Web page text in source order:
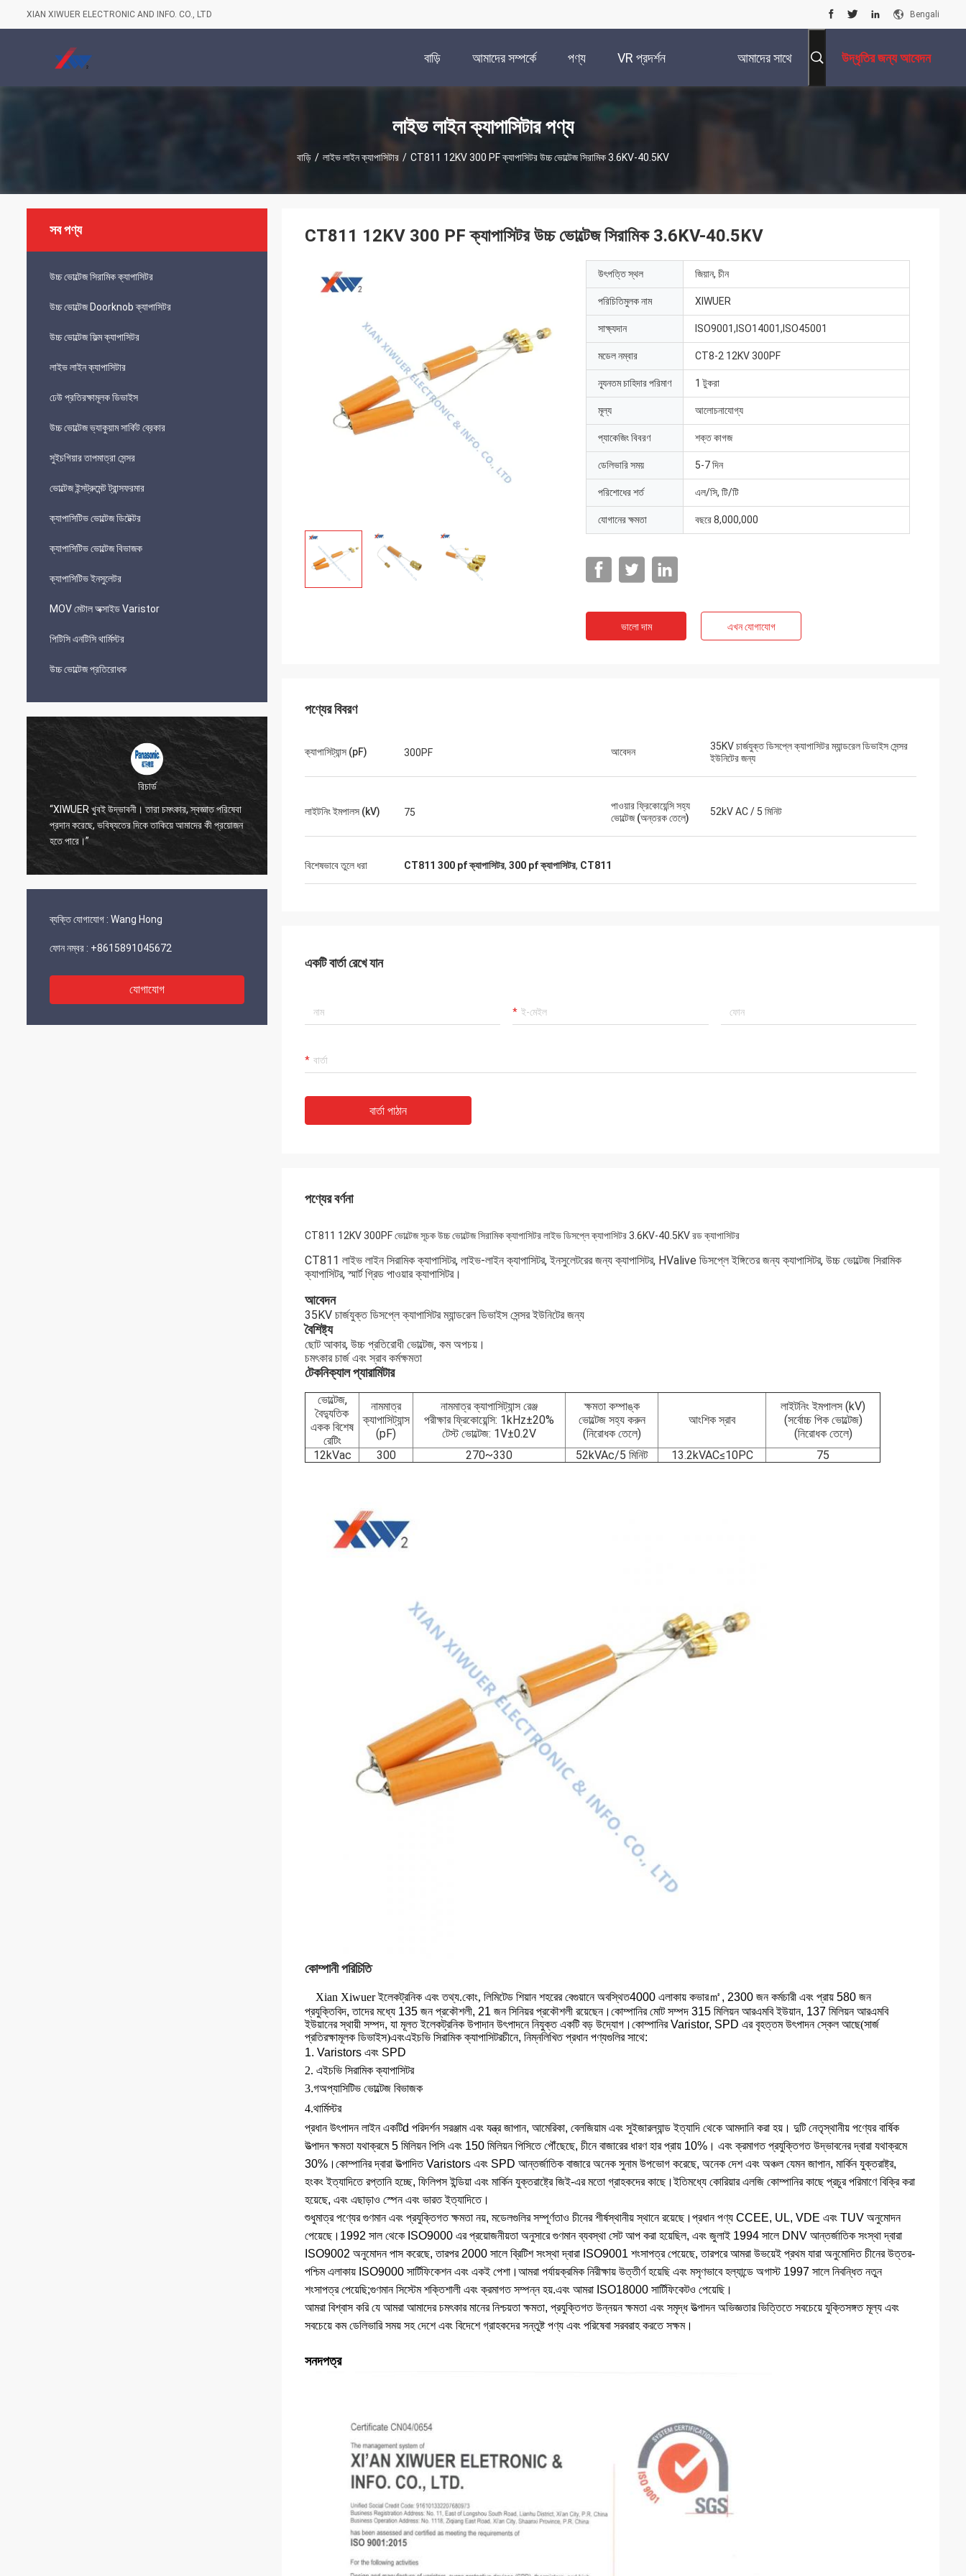
XIAN XIWUER ELECTRONIC AND INFO. CO., LTD Bengali
বাড়ি আমাদের সম্পর্কে পণ্য VR প্রদর্শন আমাদের সাথে উদ্ধৃতির জন্য আবেদন
লাইভ লাইন ক্যাপাসিটার পণ্য
বাড়ি / লাইভ লাইন ক্যাপাসিটার / CT811 12KV 300 PF ক্যাপাসিটর উচ্চ ভোল্টেজ সিরামিক 3.6KV-40.5KV
সব পণ্য
উচ্চ ভোল্টেজ সিরামিক ক্যাপাসিটর
উচ্চ ভোল্টেজ Doorknob ক্যাপাসিটর
উচ্চ ভোল্টেজ ফিল্ম ক্যাপাসিটর
লাইভ লাইন ক্যাপাসিটার
ঢেউ প্রতিরক্ষামূলক ডিভাইস
উচ্চ ভোল্টেজ ভ্যাকুয়াম সার্কিট ব্রেকার
সুইচগিয়ার তাপমাত্রা সেন্সর
ভোল্টেজ ইন্সট্রুমেন্ট ট্রান্সফরমার
ক্যাপাসিটিভ ভোল্টেজ ডিটেক্টর
ক্যাপাসিটিভ ভোল্টেজ বিভাজক
ক্যাপাসিটিভ ইনসুলেটর
MOV মেটাল অক্সাইড Varistor
পিটিসি এনটিসি থার্মিস্টর
উচ্চ ভোল্টেজ প্রতিরোধক
রিচার্ড
“XIWUER খুবই উদ্ভাবনী। তারা চমৎকার, স্বজ্ঞাত পরিষেবা
প্রদান করেছে, ভবিষ্যতের দিকে তাকিয়ে আমাদের কী প্রয়োজন
হতে পারে।”
মাইক
করার জন্য বিভিন্ন স্পেসিফিকেশন ডিজাইন করার জন্য
"XIWUER এর চিত্তাকর্ষক গবেষণা ক্ষমতা রয়েছে এবং ভাল
“XIWUER খুবই উদ্ভাবনী। তারা চমৎকার, স্বজ্ঞাত পরিষেবা
হতে পারে।”
ব্যক্তি যোগাযোগ : Wang Hong
ফোন নম্বর : +8615891045672
যোগাযোগ
CT811 12KV 300 PF ক্যাপাসিটর উচ্চ ভোল্টেজ সিরামিক 3.6KV-40.5KV
উৎপত্তি স্থল জিয়ান, চীন
পরিচিতিমুলক নাম XIWUER
সাক্ষ্যদান ISO9001,ISO14001,ISO45001
মডেল নম্বার CT8-2 12KV 300PF
ন্যূনতম চাহিদার পরিমাণ 1 টুকরা
মূল্য আলোচনাযোগ্য
প্যাকেজিং বিবরণ শক্ত কাগজ
ডেলিভারি সময় 5-7 দিন
পরিশোধের শর্ত এল/সি, টি/টি
যোগানের ক্ষমতা বছরে 8,000,000
ভালো দাম এখন যোগাযোগ
পণ্যের বিবরণ
ক্যাপাসিট্যান্স (pF) 300PF আবেদন
35KV চার্জযুক্ত ডিসপ্লে ক্যাপাসিটর ম্যান্ডরেল ডিভাইস সেন্সর
ইউনিটের জন্য
লাইটনিং ইমপালস (kV) 75
পাওয়ার ফ্রিকোয়েন্সি সহ্য
ভোল্টেজ (অন্তরক তেলে)
52kV AC / 5 মিনিট
বিশেষভাবে তুলে ধরা CT811 300 pf ক্যাপাসিটর, 300 pf ক্যাপাসিটর, CT811
একটি বার্তা রেখে যান
বার্তা পাঠান
পণ্যের বর্ণনা
CT811 12KV 300PF ভোল্টেজ সূচক উচ্চ ভোল্টেজ সিরামিক ক্যাপাসিটর লাইভ ডিসপ্লে ক্যাপাসিটর 3.6KV-40.5KV রড ক্যাপাসিটর
CT811 লাইভ লাইন সিরামিক ক্যাপাসিটর, লাইভ-লাইন ক্যাপাসিটর, ইনসুলেটরের জন্য ক্যাপাসিটর, HValive ডিসপ্লে ইঙ্গিতের জন্য ক্যাপাসিটর, উচ্চ ভোল্টেজ সিরামিক
ক্যাপাসিটর, স্মার্ট গ্রিড পাওয়ার ক্যাপাসিটর।
আবেদন
35KV চার্জযুক্ত ডিসপ্লে ক্যাপাসিটর ম্যান্ডরেল ডিভাইস সেন্সর ইউনিটের জন্য
বৈশিষ্ট্য
ছোট আকার, উচ্চ প্রতিরোধী ভোল্টেজ, কম অপচয়।
চমৎকার চার্জ এবং স্রাব কর্মক্ষমতা
টেকনিক্যাল প্যারামিটার
ভোল্টেজ,
বৈদ্যুতিক
একক বিশেষ
রেটিং
নামমাত্র
ক্যাপাসিট্যান্স
(pF)
নামমাত্র ক্যাপাসিট্যান্স রেঞ্জ
পরীক্ষার ফ্রিকোয়েন্সি: 1kHz±20%
টেস্ট ভোল্টেজ: 1V±0.2V
ক্ষমতা কম্পাঙ্ক
ভোল্টেজ সহ্য করুন
(নিরোধক তেলে)
আংশিক স্রাব
লাইটনিং ইমপালস (kV)
(সর্বোচ্চ পিক ভোল্টেজ)
(নিরোধক তেলে)
12kVac
300 270~330 52kVAc/5 মিনিট 13.2kVAC≤10PC 75
কোম্পানী পরিচিতি
Xian Xiwuer ইলেকট্রনিক এবং তথ্য.কোং, লিমিটেড শিয়ান শহরের বেগুয়ানে অবস্থিত4000 এলাকায় কভার㎡ , 2300 জন কর্মচারী এবং প্রায় 580 জন
প্রযুক্তিবিদ, তাদের মধ্যে 135 জন প্রকৌশলী, 21 জন সিনিয়র প্রকৌশলী রয়েছেন।কোম্পানির মোট সম্পদ 315 মিলিয়ন আরএমবি ইউয়ান, 137 মিলিয়ন আরএমবি
ইউয়ানের স্থায়ী সম্পদ, যা মূলত ইলেকট্রনিক উপাদান উৎপাদনে নিযুক্ত একটি বড় উদ্যোগ।কোম্পানির Varistor, SPD এর বৃহত্তম উৎপাদন স্কেল আছে(সার্জ
প্রতিরক্ষামূলক ডিভাইস)এবংএইচভি সিরামিক ক্যাপাসিটরচীনে, নিম্নলিখিত প্রধান পণ্যগুলির সাথে:
1. Varistors এবং SPD
2. এইচভি সিরামিক ক্যাপাসিটর
3.গঅপ্যাসিটিভ ভোল্টেজ বিভাজক
4.থার্মিস্টর
প্রধান উৎপাদন লাইন একটিd পরিদর্শন সরঞ্জাম এবং যন্ত্র জাপান, আমেরিকা, বেলজিয়াম এবং সুইজারল্যান্ড ইত্যাদি থেকে আমদানি করা হয়। দুটি নেতৃস্থানীয় পণ্যের বার্ষিক
উত্পাদন ক্ষমতা যথাক্রমে 5 মিলিয়ন পিসি এবং 150 মিলিয়ন পিসিতে পৌঁছেছে, চীনে বাজারের ধারণ হার প্রায় 10%। এবং ক্রমাগত প্রযুক্তিগত উদ্ভাবনের দ্বারা যথাক্রমে
30%।কোম্পানির দ্বারা উত্পাদিত Varistors এবং SPD আন্তর্জাতিক বাজারে অনেক সুনাম উপভোগ করেছে, অনেক দেশ এবং অঞ্চল যেমন জাপান, মার্কিন যুক্তরাষ্ট্র,
হংকং ইত্যাদিতে রপ্তানি হচ্ছে, ফিলিপস ইন্ডিয়া এবং মার্কিন যুক্তরাষ্ট্রে জিই-এর মতো গ্রাহকদের কাছে।ইতিমধ্যে কোরিয়ার এলজি কোম্পানির কাছে প্রচুর পরিমাণে বিক্রি করা
হয়েছে, এবং এছাড়াও স্পেন এবং ভারত ইত্যাদিতে।
শুধুমাত্র পণ্যের গুণমান এবং প্রযুক্তিগত ক্ষমতা নয়, মডেলগুলির সম্পূর্ণতাও চীনের শীর্ষস্থানীয় স্থানে রয়েছে।প্রধান পণ্য CCEE, UL, VDE এবং TUV অনুমোদন
পেয়েছে।1992 সাল থেকে ISO9000 এর প্রয়োজনীয়তা অনুসারে গুণমান ব্যবস্থা সেট আপ করা হয়েছিল, এবং জুলাই 1994 সালে DNV আন্তর্জাতিক সংস্থা দ্বারা
ISO9002 অনুমোদন পাস করেছে, তারপর 2000 সালে ব্রিটিশ সংস্থা দ্বারা ISO9001 শংসাপত্র পেয়েছে, তারপরে আমরা উভয়েই প্রথম যারা অনুমোদিত চীনের উত্তর-
পশ্চিম এলাকায় ISO9000 সার্টিফিকেশন এবং একই পেশা।আমরা পর্যায়ক্রমিক নিরীক্ষায় উত্তীর্ণ হয়েছি এবং মসৃণভাবে হল্যান্ডে অগাস্ট 1997 সালে নিবন্ধিত নতুন
শংসাপত্র পেয়েছি;গুণমান সিস্টেম শক্তিশালী এবং ক্রমাগত সম্পন্ন হয়.এবং আমরা ISO18000 সার্টিফিকেটও পেয়েছি।
আমরা বিশ্বাস করি যে আমরা আমাদের চমৎকার মানের নিশ্চয়তা ক্ষমতা, প্রযুক্তিগত উন্নয়ন ক্ষমতা এবং সমৃদ্ধ উত্পাদন অভিজ্ঞতার ভিত্তিতে সবচেয়ে যুক্তিসঙ্গত মূল্য এবং
সবচেয়ে কম ডেলিভারি সময় সহ দেশে এবং বিদেশে গ্রাহকদের সন্তুষ্ট পণ্য এবং পরিষেবা সরবরাহ করতে সক্ষম।
সনদপত্র